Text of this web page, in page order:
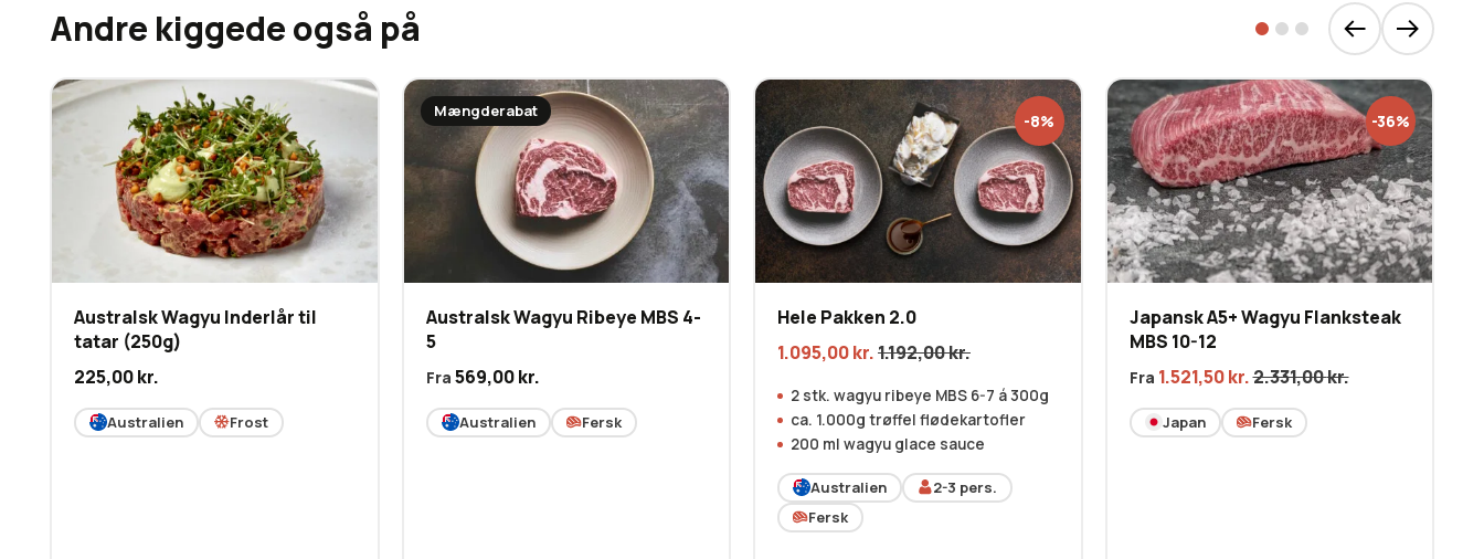
Andre kiggede også på
Australsk Wagyu Inderlår til
tatar (250g)
225,00kr.
Australien Frost
Mængderabat
Australsk Wagyu Ribeye MBS 4-
5
Fra 569,00kr.
Australien Fersk
-8%
Hele Pakken 2.0
1.095,00kr.1.192,00kr.
2 stk. wagyu ribeye MBS 6-7 á 300g
ca. 1.000g trøffel flødekartofler
200 ml wagyu glace sauce
Australien 2-3 pers.
Fersk
-36%
Japansk A5+ Wagyu Flanksteak
MBS 10-12
Fra 1.521,50kr.2.331,00kr.
Japan Fersk